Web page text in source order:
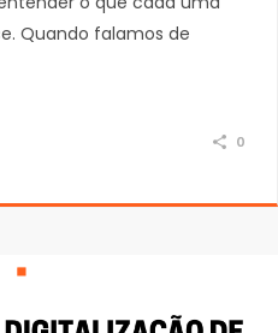
Quando falamos de
0